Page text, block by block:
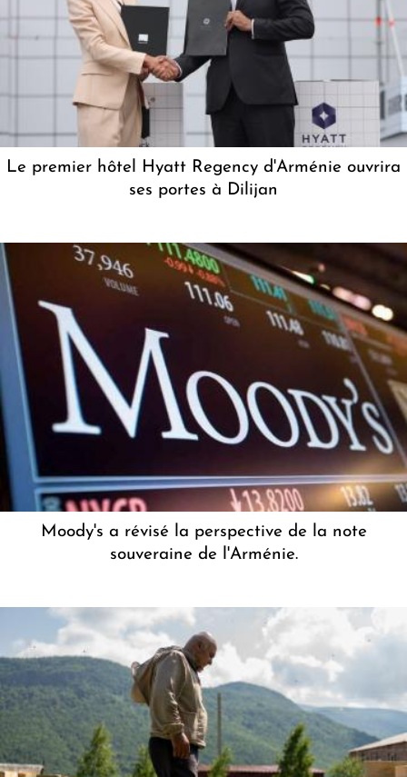
Le premier hôtel Hyatt Regency d'Arménie ouvrira
ses portes à Dilijan
Moody's a révisé la perspective de la note
souveraine de l'Arménie.